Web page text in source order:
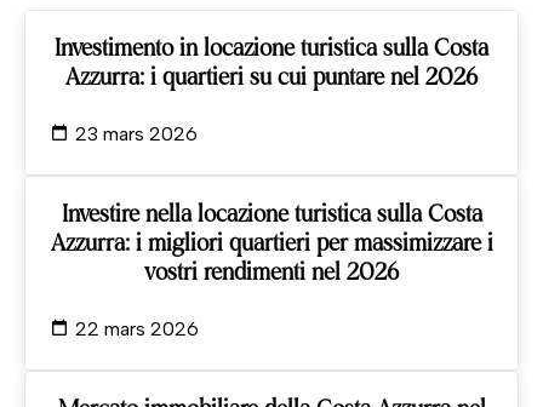
Investimento in locazione turistica sulla Costa
Azzurra: i quartieri su cui puntare nel 2026
23 mars 2026
Investire nella locazione turistica sulla Costa
Azzurra: i migliori quartieri per massimizzare i
vostri rendimenti nel 2026
22 mars 2026